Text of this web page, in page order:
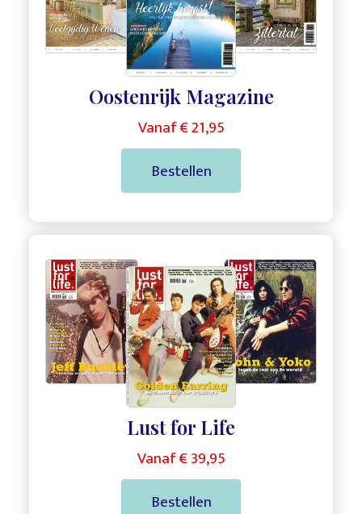
Oostenrijk Magazine
Vanaf € 21,95
Bestellen
,,
Lust for Life
Vanaf € 39,95
Bestellen